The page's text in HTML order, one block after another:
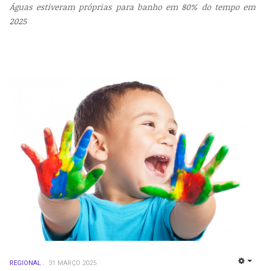
Águas estiveram próprias para banho em 80% do tempo em
2025
REGIONAL 31 MARÇO 2025